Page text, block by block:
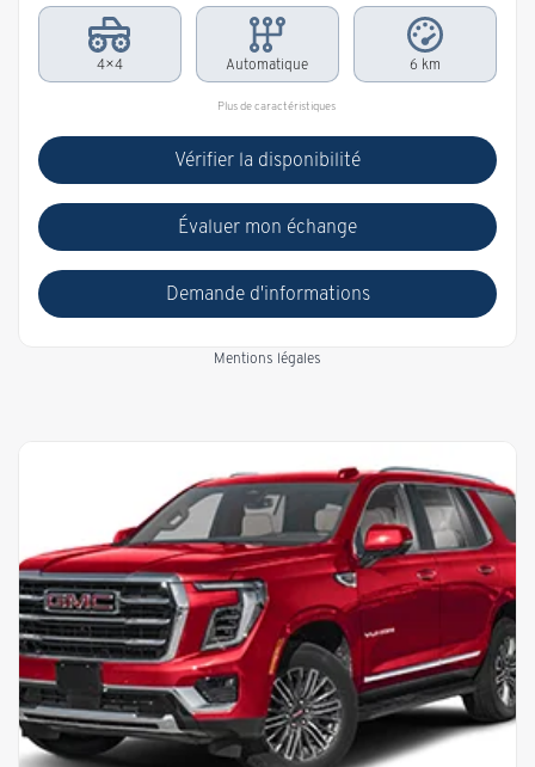
4×4 Automatique 6 km
Plus de caractéristiques
Vérifier la disponibilité
Évaluer mon échange
Demande d'informations
Mentions légales